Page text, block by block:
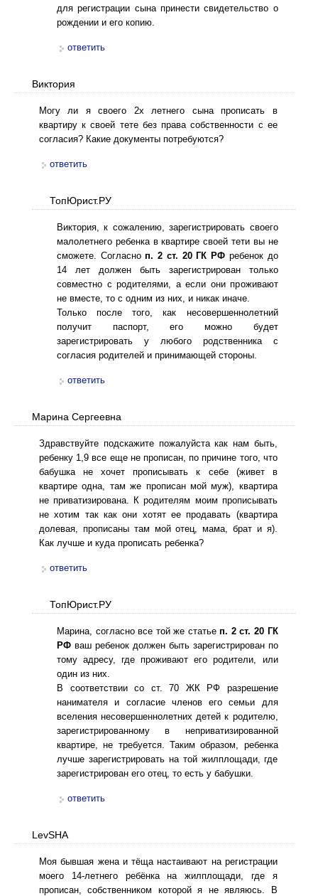
для регистрации сына принести свидетельство о
рождении и его копию.
ответить
Виктория
Могу ли я своего 2х летнего сына прописать в
квартиру к своей тете без права собственности с ее
согласия? Какие документы потребуются?
ответить
ТопЮрист.РУ
Виктория, к сожалению, зарегистрировать своего
малолетнего ребенка в квартире своей тети вы не
сможете. Согласноп. 2 ст. 20 ГК РФ ребенок до
14 лет должен быть зарегистрирован только
совместно с родителями, а если они проживают
не вместе, то с одним из них, и никак иначе.
Только после того, как несовершеннолетний
получит паспорт, его можно будет
зарегистрировать у любого родственника с
согласия родителей и принимающей стороны.
ответить
Марина Сергеевна
Здравствуйте подскажите пожалуйста как нам быть,
ребенку 1,9 все еще не прописан, по причине того, что
бабушка не хочет прописывать к себе (живет в
квартире одна, там же прописан мой муж), квартира
не приватизирована. К родителям моим прописывать
не хотим так как они хотят ее продавать (квартира
долевая, прописаны там мой отец, мама, брат и я).
Как лучше и куда прописать ребенка?
ответить
ТопЮрист.РУ
Марина, согласно все той же статьеп. 2 ст. 20 ГК
РФ ваш ребенок должен быть зарегистрирован по
тому адресу, где проживают его родители, или
один из них.
В соответствии со ст. 70 ЖК РФ разрешение
нанимателя и согласие членов его семьи для
вселения несовершеннолетних детей к родителю,
зарегистрированному в неприватизированной
квартире, не требуется. Таким образом, ребенка
лучше зарегистрировать на той жилплощади, где
зарегистрирован его отец, то есть у бабушки.
ответить
LevSHA
Моя бывшая жена и тёща настаивают на регистрации
моего 14-летнего ребёнка на жилплощади, где я
прописан, собственником которой я не являюсь. В